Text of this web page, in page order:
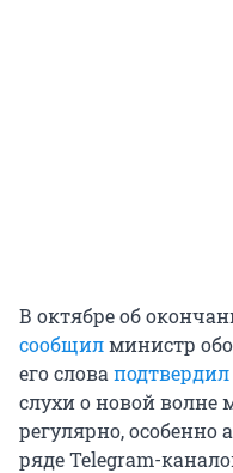
В октябре об
сообщилминистр
его слова
слухи о новой
регулярно, особенно
ряде Telegram-